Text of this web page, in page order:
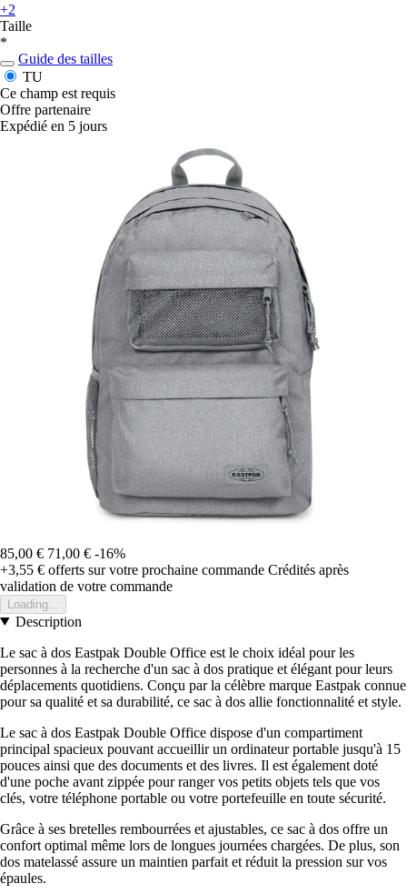
+2
Taille
*
Guide des tailles
TU
Ce champ est requis
Offre partenaire
Expédié en 5 jours
85,00 € 71,00 € -16%
+3,55 € offerts sur votre prochaine commande Crédités après
validation de votre commande
Loading...
Description
Le sac à dos Eastpak Double Office est le choix idéal pour les
personnes à la recherche d'un sac à dos pratique et élégant pour leurs
déplacements quotidiens. Conçu par la célèbre marque Eastpak connue
pour sa qualité et sa durabilité, ce sac à dos allie fonctionnalité et style.
Le sac à dos Eastpak Double Office dispose d'un compartiment
principal spacieux pouvant accueillir un ordinateur portable jusqu'à 15
pouces ainsi que des documents et des livres. Il est également doté
d'une poche avant zippée pour ranger vos petits objets tels que vos
clés, votre téléphone portable ou votre portefeuille en toute sécurité.
Grâce à ses bretelles rembourrées et ajustables, ce sac à dos offre un
confort optimal même lors de longues journées chargées. De plus, son
dos matelassé assure un maintien parfait et réduit la pression sur vos
épaules.